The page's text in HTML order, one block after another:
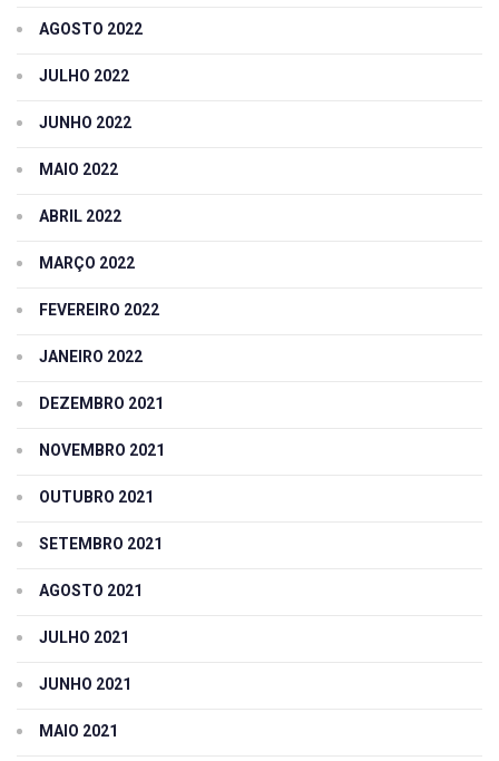
AGOSTO 2022
JULHO 2022
JUNHO 2022
MAIO 2022
ABRIL 2022
MARÇO 2022
FEVEREIRO 2022
JANEIRO 2022
DEZEMBRO 2021
NOVEMBRO 2021
OUTUBRO 2021
SETEMBRO 2021
AGOSTO 2021
JULHO 2021
JUNHO 2021
MAIO 2021